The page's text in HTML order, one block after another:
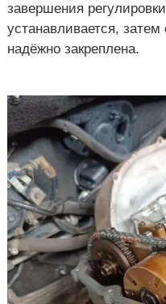
завершения
устанавливается,
надёжно закреплена.